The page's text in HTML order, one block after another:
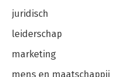
juridisch
leiderschap
marketing
mens en maatschappij